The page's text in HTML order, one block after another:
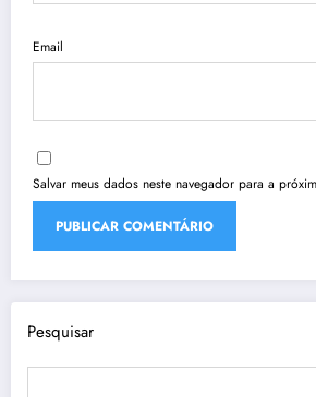
Email
Salvar meus dados neste navegador para a
Pesquisar